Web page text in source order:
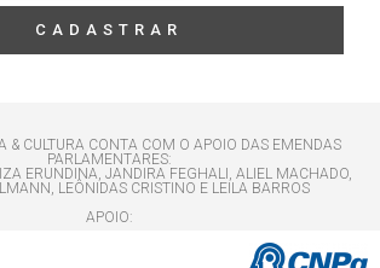
CADASTRAR
& CULTURA CONTA COM O APOIO DAS EMENDAS
PARLAMENTARES:
ERUNDINA, JANDIRA FEGHALI, ALIEL MACHADO,
LEÔNIDAS CRISTINO E LEILA BARROS
APOIO: